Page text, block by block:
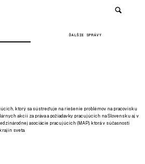
ĎALŠIE SPRÁVY
ktorý sa sústreďuje na riešenie problémov na pracovisku
akcií za práva a požiadavky pracujúcich na Slovensku aj v
asociácie pracujúcich (MAP), ktorá v súčasnosti
sveta.